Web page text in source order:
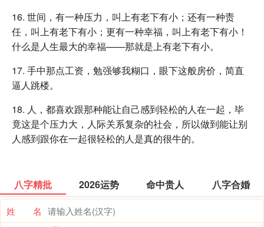
16. 世间，有一种压力，叫上有老下有小；还有一种责
任，叫上有老下有小；更有一种幸福，叫上有老下有小！
什么是人生最大的幸福——那就是上有老下有小。
17. 手中那点工资，勉强够我糊口，眼下这般房价，简直
逼人跳楼。
18. 人，都喜欢跟那种能让自己感到轻松的人在一起，毕
竟这是个压力大，人际关系复杂的社会，所以做到能让别
人感到跟你在一起很轻松的人是真的很牛的。
八字精批 2026运势 命中贵人 八字合婚
姓 名